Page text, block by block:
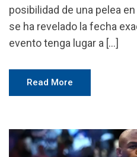
posibilidad de una pelea
se ha revelado la fecha
evento tenga lugar a […]
Read More